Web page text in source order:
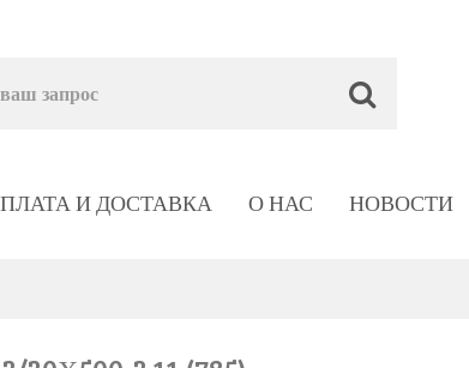
И ДОСТАВКА О НАС НОВОСТИ